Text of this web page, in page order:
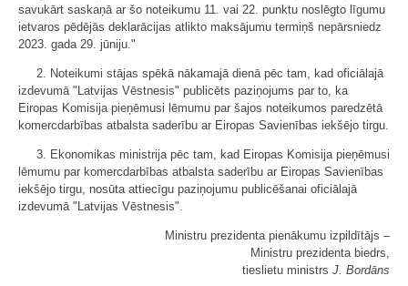
savukārt saskaņā ar šo noteikumu 11. vai 22. punktu noslēgto līgumu
ietvaros pēdējās deklarācijas atlikto maksājumu termiņš nepārsniedz
2023. gada 29. jūniju."
2. Noteikumi stājas spēkā nākamajā dienā pēc tam, kad oficiālajā
izdevumā "Latvijas Vēstnesis" publicēts paziņojums par to, ka
Eiropas Komisija pieņēmusi lēmumu par šajos noteikumos paredzētā
komercdarbības atbalsta saderību ar Eiropas Savienības iekšējo tirgu.
3. Ekonomikas ministrija pēc tam, kad Eiropas Komisija pieņēmusi
lēmumu par komercdarbības atbalsta saderību ar Eiropas Savienības
iekšējo tirgu, nosūta attiecīgu paziņojumu publicēšanai oficiālajā
izdevumā "Latvijas Vēstnesis".
Ministru prezidenta pienākumu izpildītājs ‒
Ministru prezidenta biedrs,
tieslietu ministrs J. Bordāns